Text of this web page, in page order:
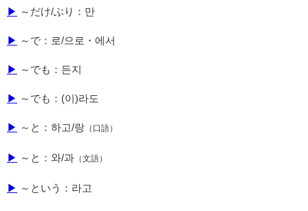
▶ ～だけ/ぶり：만
▶ ～で：로/으로・에서
▶ ～でも：든지
▶ ～でも：(이)라도
▶ ～と：하고/랑 （口語）
▶ ～と：와/과 （文語）
▶ ～という：라고